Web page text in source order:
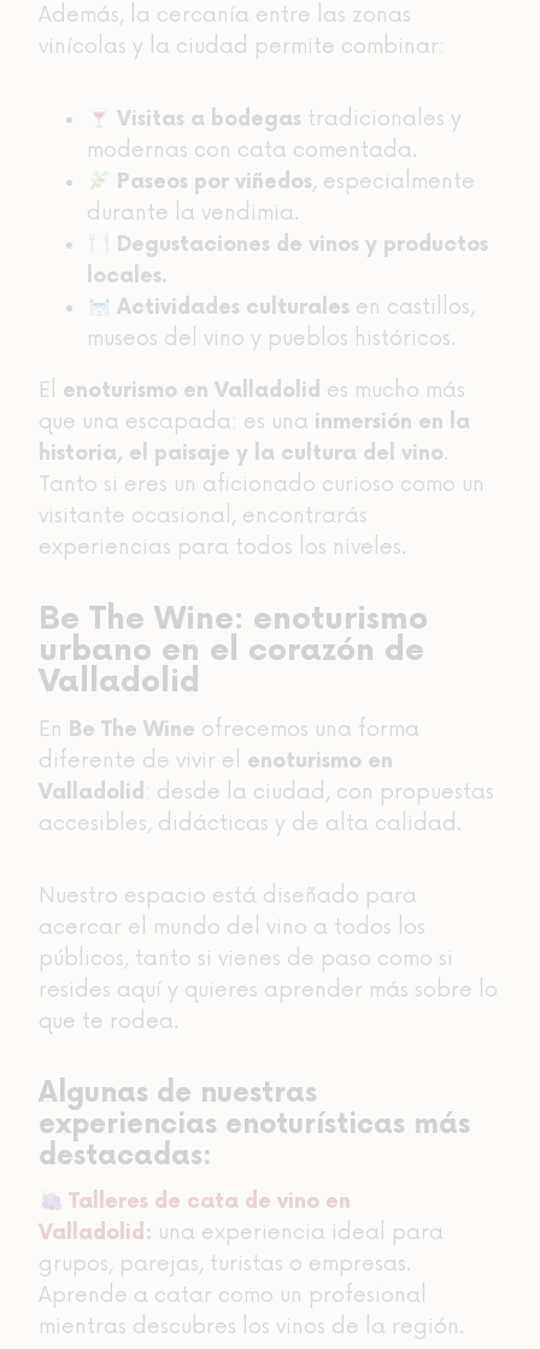
Además, la cercanía entre las zonas
vinícolas y la ciudad permite combinar:
Visitas a bodegas tradicionales y
modernas con cata comentada.
Paseos por viñedos, especialmente
durante la vendimia.
Degustaciones de vinos y productos
locales.
Actividades culturales en castillos,
museos del vino y pueblos históricos.
El enoturismo en Valladolid es mucho más
que una escapada: es una inmersión en la
historia, el paisaje y la cultura del vino.
Tanto si eres un aficionado curioso como un
visitante ocasional, encontrarás
experiencias para todos los niveles.
Be The Wine: enoturismo
urbano en el corazón de
Valladolid
En Be The Wine ofrecemos una forma
diferente de vivir el enoturismo en
Valladolid : desde la ciudad, con propuestas
accesibles, didácticas y de alta calidad.
Nuestro espacio está diseñado para
acercar el mundo del vino a todos los
públicos, tanto si vienes de paso como si
resides aquí y quieres aprender más sobre lo
que te rodea.
Algunas de nuestras
experiencias enoturísticas más
destacadas:
Talleres de cata de vino en
Valladolid : una experiencia ideal para
grupos, parejas, turistas o empresas.
Aprende a catar como un profesional
mientras descubres los vinos de la región.